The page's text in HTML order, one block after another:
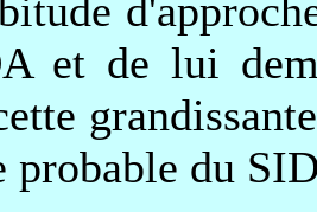
et de lui
probable du